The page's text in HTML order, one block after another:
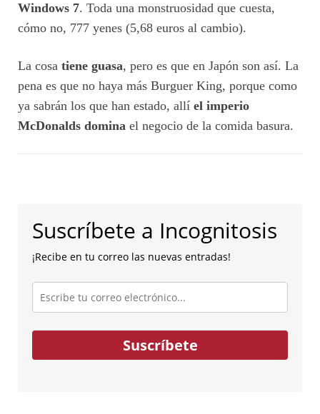
Windows 7. Toda una monstruosidad que cuesta,
cómo no, 777 yenes (5,68 euros al cambio).
La cosa tiene guasa, pero es que en Japón son así. La
pena es que no haya más Burguer King, porque como
ya sabrán los que han estado, allí el imperio
McDonalds domina el negocio de la comida basura.
Suscríbete a Incognitosis
¡Recibe en tu correo las nuevas entradas!
Escribe
tu
correo
electrónico...
Suscríbete